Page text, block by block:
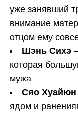
уже занявший
внимание
отцом ему
Шэнь Сихэ
которая
мужа.
Сяо Хуайюн
ядом и